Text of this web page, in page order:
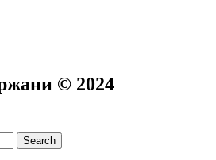
© 2024
Search